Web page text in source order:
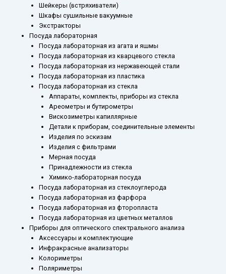
Шейкеры (встряхиватели)
Шкафы сушильные вакуумные
Экстракторы
Посуда лабораторная
Посуда лабораторная из агата и яшмы
Посуда лабораторная из кварцевого стекла
Посуда лабораторная из нержавеющей стали
Посуда лабораторная из пластика
Посуда лабораторная из стекла
Аппараты, комплекты, приборы из стекла
Ареометры и бутирометры
Вискозиметры капиллярные
Детали к приборам, соединительные элементы
Изделия по эскизам
Изделия с фильтрами
Мерная посуда
Принадлежности из стекла
Химико-лабораторная посуда
Посуда лабораторная из стеклоуглерода
Посуда лабораторная из фарфора
Посуда лабораторная из фторопласта
Посуда лабораторная из цветных металлов
Приборы для оптического спектрального анализа
Аксессуары и комплектующие
Инфракрасные анализаторы
Колориметры
Поляриметры